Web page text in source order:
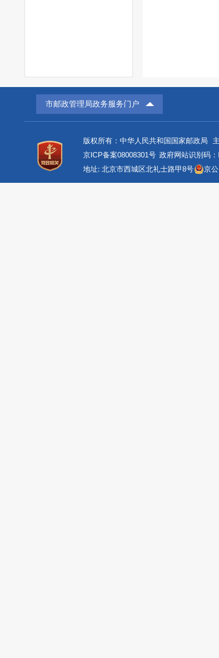
市邮政管理局政务服务门户
版权所有：中华人民共和国国家邮政局
京ICP备案08008301号 政府网站识别码
地址: 北京市西城区北礼士路甲8号
京